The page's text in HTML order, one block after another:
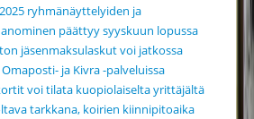
ryhmänäyttelyiden ja
päättyy syyskuun lopussa
jäsenmaksulaskut voi jatkossa
ja Kivra -palveluissa
voi tilata kuopiolaiselta yrittäjältä
tarkkana, koirien kiinnipitoaika